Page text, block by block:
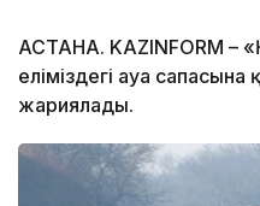
АСТАНА. KAZINFORM –
еліміздегі ауа
жариялады.